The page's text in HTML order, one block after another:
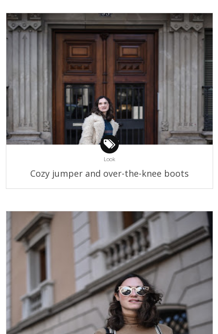
Look
Cozy jumper and over-the-knee boots